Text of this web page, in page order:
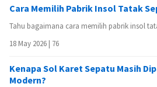
Cara Memilih Pabrik Insol Tatak
Tahu bagaimana cara memilih pabrik insol
18 May 2026 | 76
Kenapa Sol Karet Sepatu Masih
Modern?